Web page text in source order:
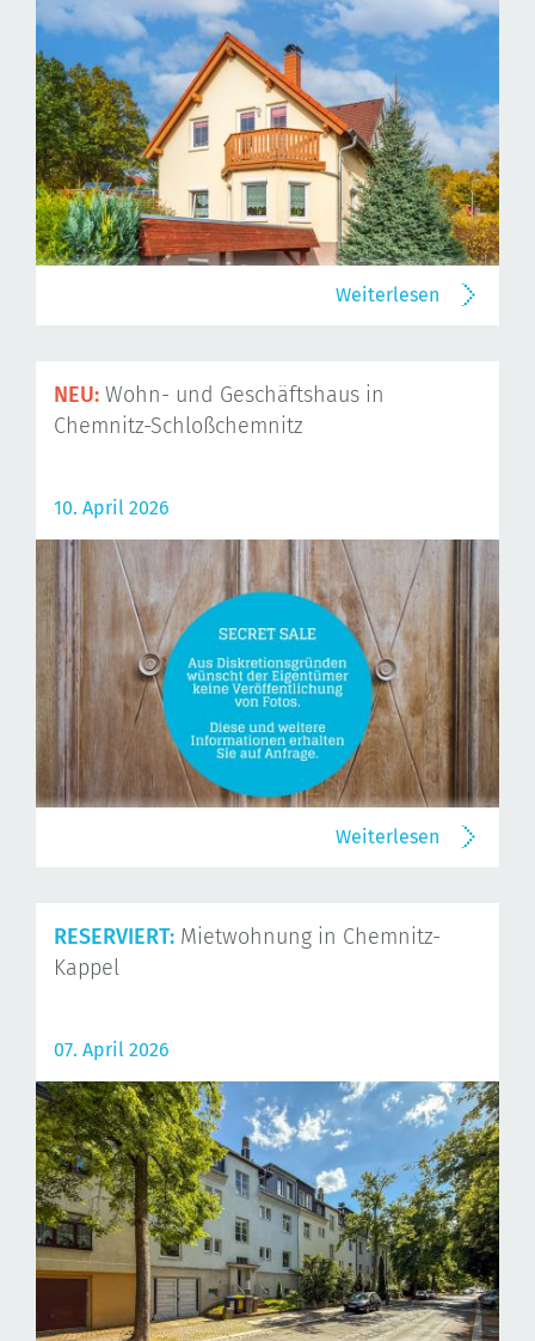
Weiterlesen
NEU: Wohn- und Geschäftshaus in
Chemnitz-Schloßchemnitz
10. April 2026
Weiterlesen
RESERVIERT: Mietwohnung in Chemnitz-
Kappel
07. April 2026